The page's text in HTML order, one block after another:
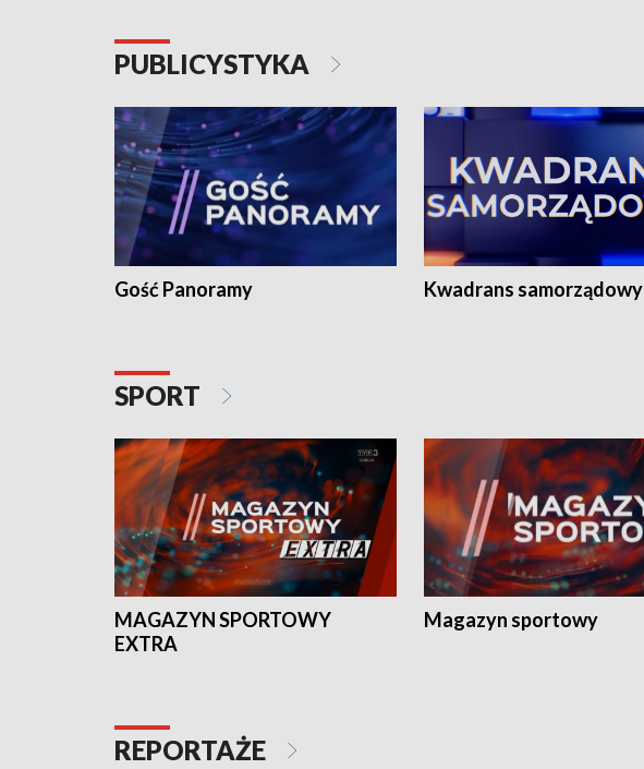
PUBLICYSTYKA
Gość Panoramy Kwadrans samorządowy
SPORT
MAGAZYN SPORTOWY
EXTRA
Magazyn sportowy
REPORTAŻE